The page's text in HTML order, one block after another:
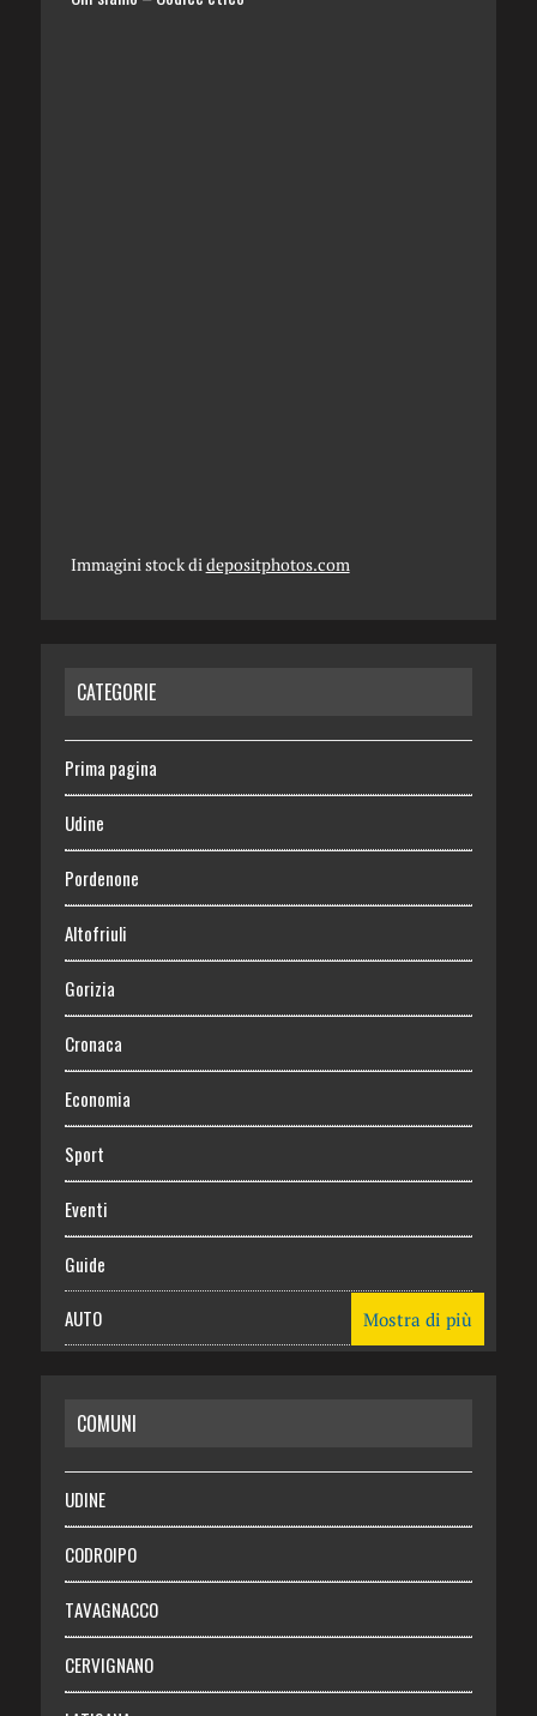
Immagini stock didepositphotos.com
CATEGORIE
Prima pagina
Udine
Pordenone
Altofriuli
Gorizia
Cronaca
Economia
Sport
Eventi
Guide
AUTO
RISPARMIO
SALUTE
Necrologie
Chi siamo
Abbonati
Login
Mostra di più
COMUNI
UDINE
CODROIPO
TAVAGNACCO
CERVIGNANO